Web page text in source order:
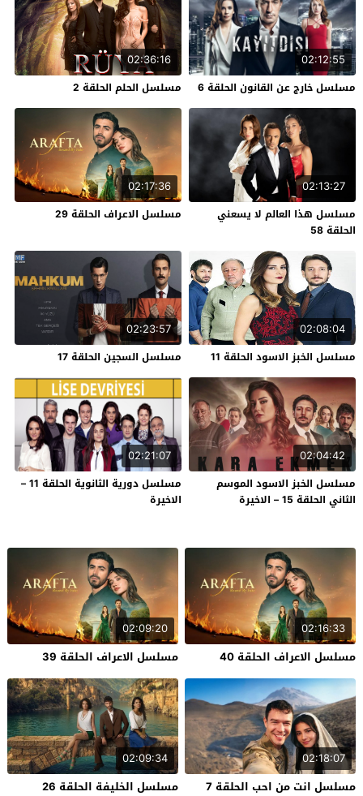
02:12:55
مسلسل خارج عن القانون الحلقة 6
02:36:16
مسلسل الحلم الحلقة 2
02:13:27
مسلسل هذا العالم لا يسعني
الحلقة 58
02:17:36
مسلسل الاعراف الحلقة 29
02:08:04
مسلسل الخبز الاسود الحلقة 11
02:23:57
مسلسل السجين الحلقة 17
02:04:42
مسلسل الخبز الاسود الموسم
الثاني الحلقة 15 – الاخيرة
02:21:07
مسلسل دورية الثانوية الحلقة 11 –
الاخيرة
02:16:33
مسلسل الاعراف الحلقة 40
02:09:20
مسلسل الاعراف الحلقة 39
02:18:07
مسلسل انت من احب الحلقة 7
02:09:34
مسلسل الخليفة الحلقة 26